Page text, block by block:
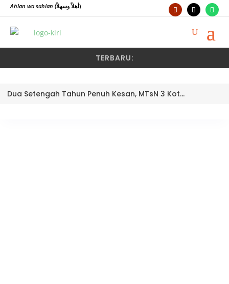
Ahlan wa sahlan (أهلاً وسهلاً)
TERBARU:
Dua Setengah Tahun Penuh Kesan, MTsN 3 Kota Padang Lepas Pengawas Pembina Dra. Nayusminar Nasrun